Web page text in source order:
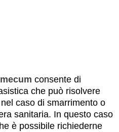
consente di
che può risolvere
caso di smarrimento o
sanitaria. In questo caso
è possibile richiederne